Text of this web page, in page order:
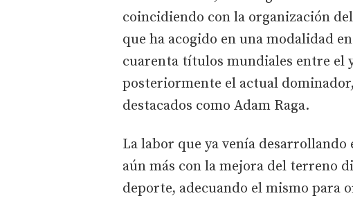
coincidiendo con la organización
que ha acogido en una modalidad
cuarenta títulos mundiales entre el
posteriormente el actual
destacados como Adam Raga.
La labor que ya venía
aún más con la mejora del terreno
deporte, adecuando el mismo para